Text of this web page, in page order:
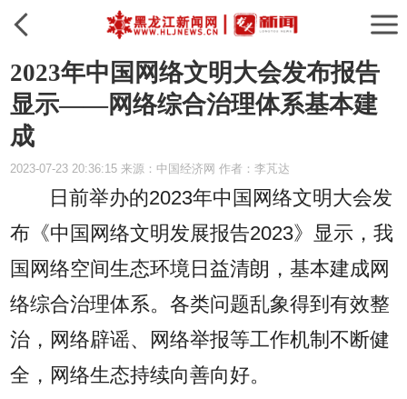
2023年中国网络文明大会发布报告
显示——网络综合治理体系基本建
成
2023-07-23 20:36:15 来源：中国经济网 作者：李芃达
日前举办的2023年中国网络文明大会发
布《中国网络文明发展报告2023》显示，我
国网络空间生态环境日益清朗，基本建成网
络综合治理体系。各类问题乱象得到有效整
治，网络辟谣、网络举报等工作机制不断健
全，网络生态持续向善向好。